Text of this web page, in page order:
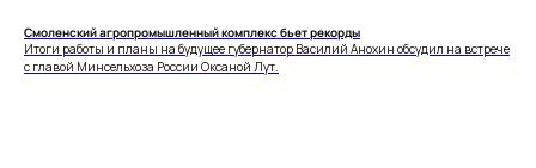
Смоленский агропромышленный комплекс бьет рекорды
Итоги работы и планы на будущее губернатор Василий Анохин обсудил на встрече
с главой Минсельхоза России Оксаной Лут.
Видеоблог О нас
Эксклюзивы